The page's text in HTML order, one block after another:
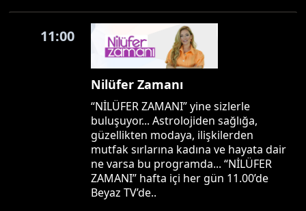
11:00
Nilüfer Zamanı
“NİLÜFER ZAMANI” yine sizlerle
buluşuyor... Astrolojiden sağlığa,
güzellikten modaya, ilişkilerden
mutfak sırlarına kadına ve hayata dair
ne varsa bu programda... “NİLÜFER
ZAMANI” hafta içi her gün 11.00’de
Beyaz TV’de..